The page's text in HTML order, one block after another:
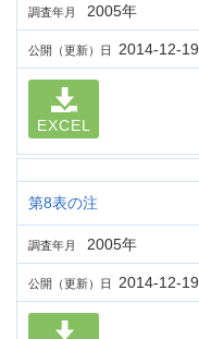
調査年月 2005年
公開（更新）日 2014-12-19
EXCEL
第8表の注
調査年月 2005年
公開（更新）日 2014-12-19